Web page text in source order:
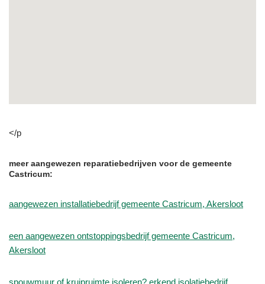
</p
meer aangewezen reparatiebedrijven voor de gemeente
Castricum:
aangewezen installatiebedrijf gemeente Castricum, Akersloot
een aangewezen ontstoppingsbedrijf gemeente Castricum,
Akersloot
spouwmuur of kruipruimte isoleren? erkend isolatiebedrijf